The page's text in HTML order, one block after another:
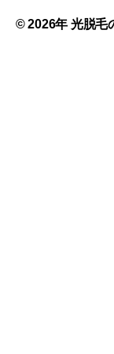
© 2026年 光脱毛